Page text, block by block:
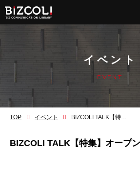
イベント
EVENT
TOP イベント BIZCOLI TALK【特集】オープンイノベーション
BIZCOLI TALK【特集】オープ